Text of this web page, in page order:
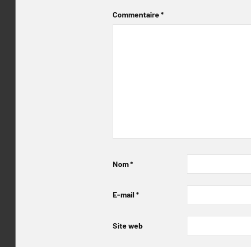
Commentaire*
Nom*
E-mail *
Site web